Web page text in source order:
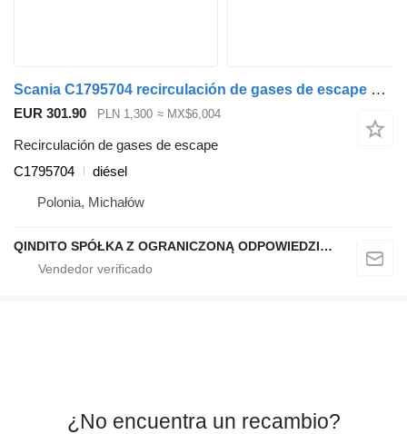
Scania C1795704 recirculación de gases de escape para Scania R cabeza tractora
EUR 301.90 PLN 1,300 ≈ MX$6,004
Recirculación de gases de escape
C1795704
diésel
Polonia, Michałów
QINDITO SPÓŁKA Z OGRANICZONĄ ODPOWIEDZIALNOŚCIĄ
¿No encuentra un recambio?